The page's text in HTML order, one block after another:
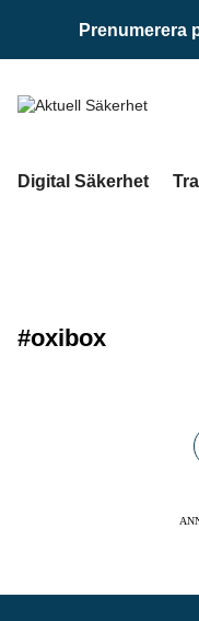
Prenumerera
Digital Säkerhet
#oxibox